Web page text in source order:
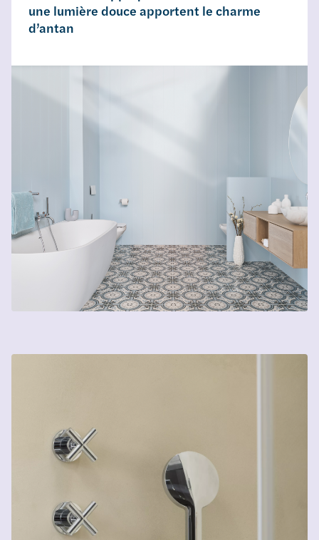
une lumière douce apportent le charme
d’antan